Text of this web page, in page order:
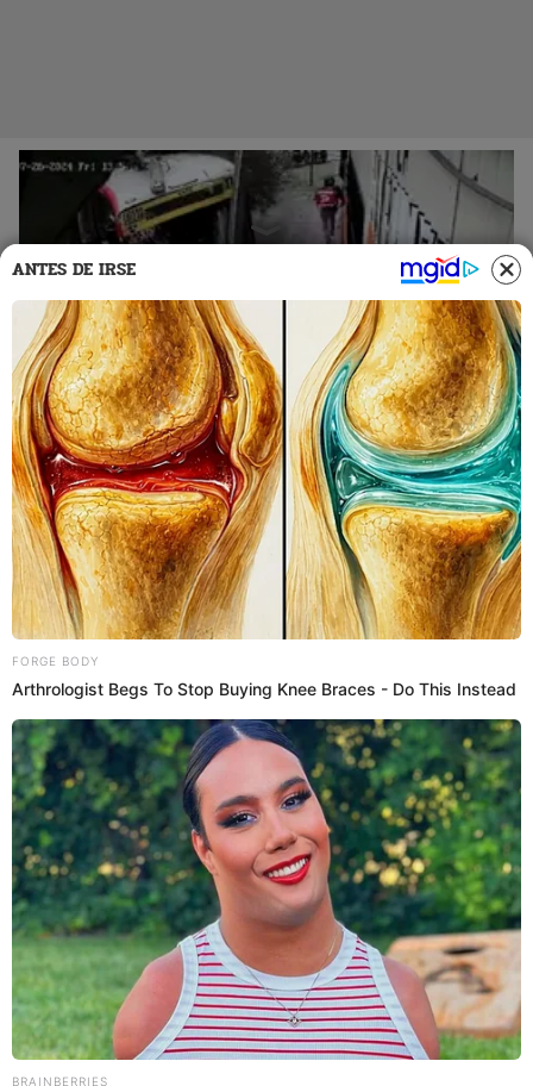
27 Jul 2024 | 21:53 h
Accidente en Avenida Brasil: video capta
momento cuando bus mata a 1 persona contra
un poste
Las cámaras de seguridad de la zona captaron en el cruce de las
avenidas Brasil y Javier Prado, en Magdalena del Mar, registró el
trágico accidente que ocasionó la pérdida de un joven.
Luis Chumbiauca
Accidente de tránsito
26 Jul 2024 | 18:13 h
Accidente en avenida Brasil: revelan que a bus se
le vació el freno y se habría pasado luz roja
ANTES DE IRSE